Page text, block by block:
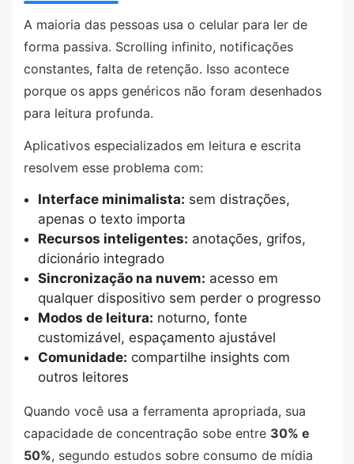
A maioria das pessoas usa o celular para ler de
forma passiva. Scrolling infinito, notificações
constantes, falta de retenção. Isso acontece
porque os apps genéricos não foram desenhados
para leitura profunda.
Aplicativos especializados em leitura e escrita
resolvem esse problema com:
Interface minimalista: sem distrações,
apenas o texto importa
Recursos inteligentes: anotações, grifos,
dicionário integrado
Sincronização na nuvem: acesso em
qualquer dispositivo sem perder o progresso
Modos de leitura: noturno, fonte
customizável, espaçamento ajustável
Comunidade: compartilhe insights com
outros leitores
Quando você usa a ferramenta apropriada, sua
capacidade de concentração sobe entre 30% e
50%, segundo estudos sobre consumo de mídia